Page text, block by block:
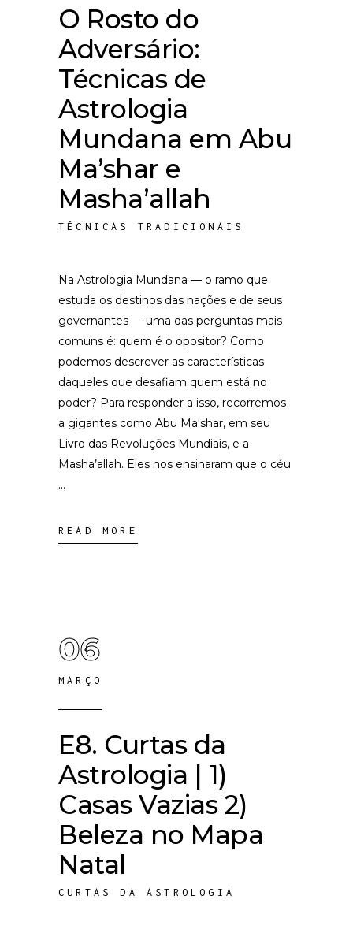
O Rosto do
Adversário:
Técnicas de
Astrologia
Mundana em Abu
Ma’shar e
Masha’allah
TÉCNICAS TRADICIONAIS
Na Astrologia Mundana — o ramo que
estuda os destinos das nações e de seus
governantes — uma das perguntas mais
comuns é: quem é o opositor? Como
podemos descrever as características
daqueles que desafiam quem está no
poder? Para responder a isso, recorremos
a gigantes como Abu Ma'shar, em seu
Livro das Revoluções Mundiais, e a
Masha’allah. Eles nos ensinaram que o céu
READ MORE
06
MARÇO
E8. Curtas da
Astrologia | 1)
Casas Vazias 2)
Beleza no Mapa
Natal
CURTAS DA ASTROLOGIA